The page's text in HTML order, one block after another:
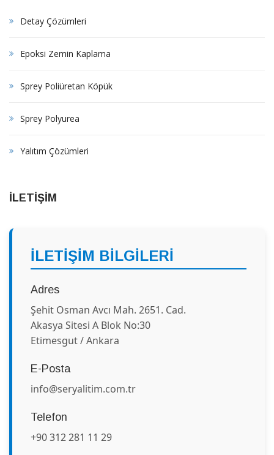
Detay Çözümleri
Epoksi Zemin Kaplama
Sprey Poliüretan Köpük
Sprey Polyurea
Yalıtım Çözümleri
İLETİŞİM
İLETİŞİM BİLGİLERİ
Adres
Şehit Osman Avcı Mah. 2651. Cad.
Akasya Sitesi A Blok No:30
Etimesgut / Ankara
E-Posta
info@seryalitim.com.tr
Telefon
+90 312 281 11 29